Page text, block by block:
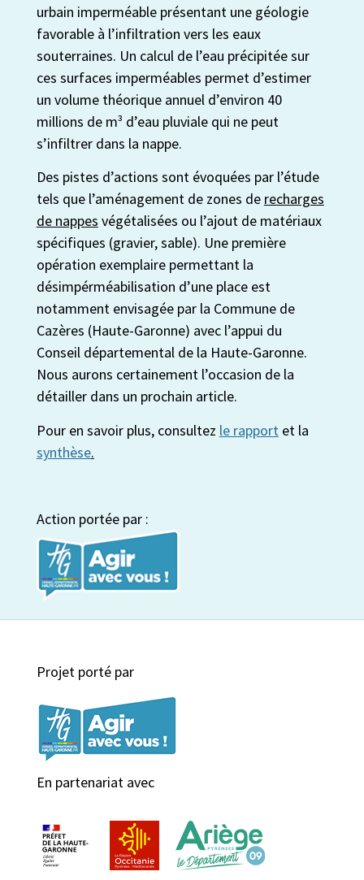
urbain imperméable présentant une géologie
favorable à l’infiltration vers les eaux
souterraines. Un calcul de l’eau précipitée sur
ces surfaces imperméables permet d’estimer
un volume théorique annuel d’environ 40
millions de m³ d’eau pluviale qui ne peut
s’infiltrer dans la nappe.
Des pistes d’actions sont évoquées par l’étude
tels que l’aménagement de zones de recharges
de nappes végétalisées ou l’ajout de matériaux
spécifiques (gravier, sable). Une première
opération exemplaire permettant la
désimpérméabilisation d’une place est
notamment envisagée par la Commune de
Cazères (Haute-Garonne) avec l’appui du
Conseil départemental de la Haute-Garonne.
Nous aurons certainement l’occasion de la
détailler dans un prochain article.
Pour en savoir plus, consultez le rapport et la
synthèse.
Action portée par :
Projet porté par
En partenariat avec